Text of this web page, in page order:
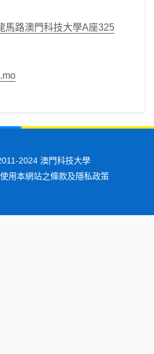
馬路澳門科技大學A座325
2024 澳門科技大學
用本網站之條款及隱私政策